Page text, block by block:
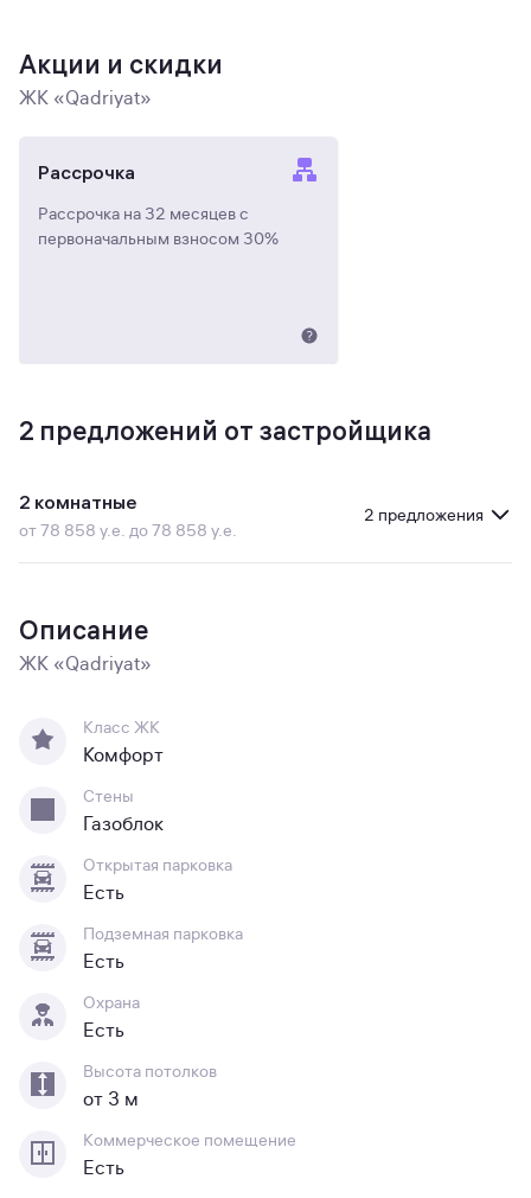
Акции и скидки
ЖК «Qadriyat»
Рассрочка
Рассрочка на 32 месяцев с
первоначальным взносом 30%
2 предложений от застройщика
2 комнатные
от 78 858 у.е. до 78 858 у.е.
2 предложения
Описание
ЖК «Qadriyat»
Класс ЖК
Комфорт
Стены
Газоблок
Открытая парковка
Есть
Подземная парковка
Есть
Охрана
Есть
Высота потолков
от 3 м
Коммерческое помещение
Есть